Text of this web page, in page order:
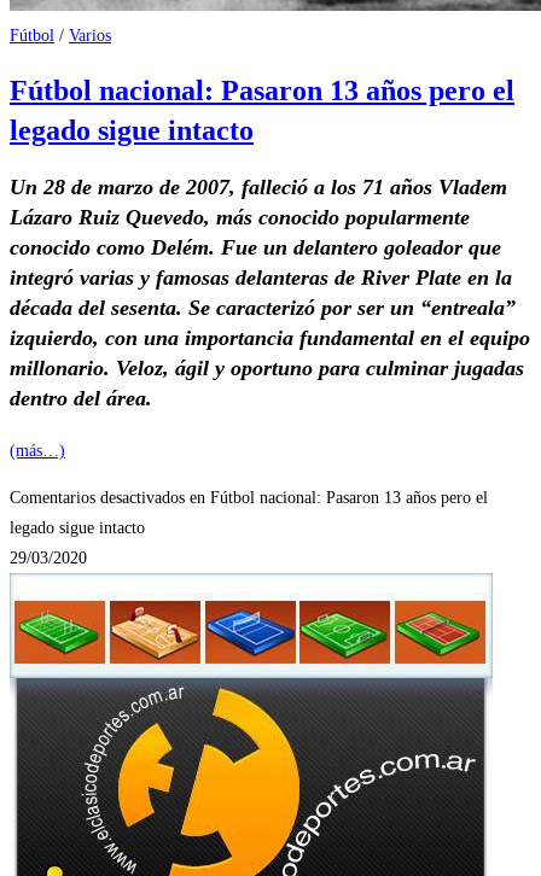
Fútbol / Varios
Fútbol nacional: Pasaron 13 años pero el
legado sigue intacto
Un 28 de marzo de 2007, falleció a los 71 años Vladem
Lázaro Ruiz Quevedo, más conocido popularmente
conocido como Delém. Fue un delantero goleador que
integró varias y famosas delanteras de River Plate en la
década del sesenta. Se caracterizó por ser un “entreala”
izquierdo, con una importancia fundamental en el equipo
millonario. Veloz, ágil y oportuno para culminar jugadas
dentro del área.
(más…)
Comentarios desactivados en Fútbol nacional: Pasaron 13 años pero el
legado sigue intacto
29/03/2020